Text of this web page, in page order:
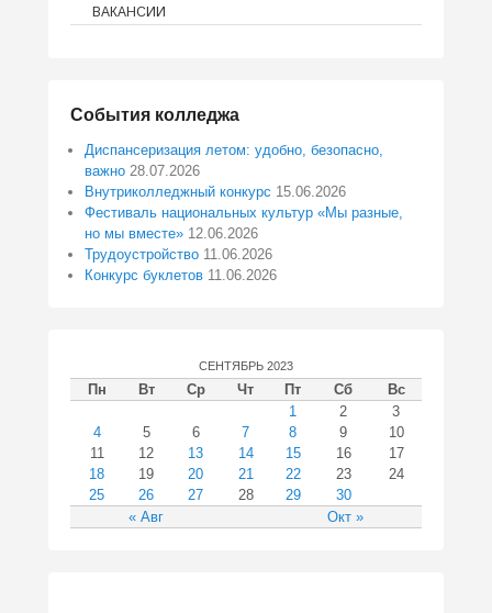
ВАКАНСИИ
События колледжа
Диспансеризация летом: удобно, безопасно,
важно 28.07.2026
Внутриколледжный конкурс 15.06.2026
Фестиваль национальных культур «Мы разные,
но мы вместе» 12.06.2026
Трудоустройство 11.06.2026
Конкурс буклетов 11.06.2026
СЕНТЯБРЬ 2023
Пн Вт Ср Чт Пт Сб Вс
« Авг Окт »
1 2
3
4
5 6 7 8 9
10
11
12 13 14 15 16
17
18
19 20 21 22 23
24
25
26 27 28 29 30